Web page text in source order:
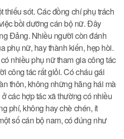
thiếu sót. Các đồng chí phụ trách
bồi dưỡng cán bộ nữ. Đây
Đảng. Nhiều người còn đánh
phụ nữ, hay thành kiến, hẹp hòi.
nhiều phụ nữ tham gia công tác
công tác rất giỏi. Có cháu gái
thôn, không những hăng hái mà
các hợp tác xã thường có nhiều
phí, không hay chè chén, ít
số cán bộ nam, có đúng như